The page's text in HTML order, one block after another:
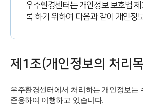
우주환경센터는 개인정보 보호법
록 하기 위하여 다음과 같이 개인정
제1조(개인정보의 처리
우주환경센터에서 처리하는 개인정보는
준용하여 이행하고 있습니다.